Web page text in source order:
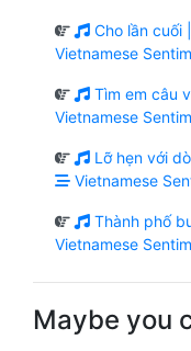
Cho lần cuối |
Vietnamese
Tìm em câu
Vietnamese
Lỡ hẹn với
Vietnamese
Thành phố
Vietnamese
Maybe you